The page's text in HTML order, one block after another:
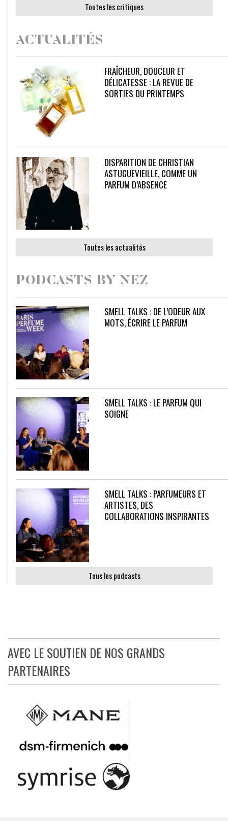
Toutes les critiques
ACTUALITÉS
FRAÎCHEUR, DOUCEUR ET
DÉLICATESSE : LA REVUE DE
SORTIES DU PRINTEMPS
DISPARITION DE CHRISTIAN
ASTUGUEVIEILLE, COMME UN
PARFUM D’ABSENCE
Toutes les actualités
PODCASTS BY NEZ
SMELL TALKS : DE L’ODEUR AUX
MOTS, ÉCRIRE LE PARFUM
SMELL TALKS : LE PARFUM QUI
SOIGNE
SMELL TALKS : PARFUMEURS ET
ARTISTES, DES
COLLABORATIONS INSPIRANTES
Tous les podcasts
AVEC LE SOUTIEN DE NOS GRANDS
PARTENAIRES